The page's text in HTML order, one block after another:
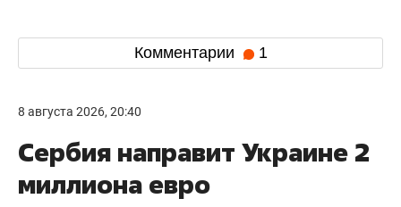
Комментарии 1
8 августа 2026, 20:40
Сербия направит Украине 2
миллиона евро